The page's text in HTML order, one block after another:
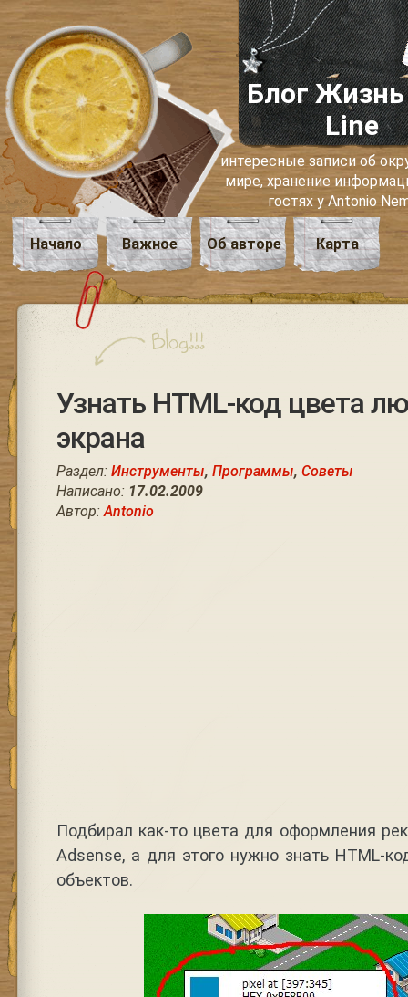
Блог Жизнь
Line
интересные записи об
мире, хранение
гостях у Antonio
Начало Важное Об авторе Карта
Узнать HTML-код цвета
экрана
Раздел: Инструменты, Программы, Советы
Написано: 17.02.2009
Автор:Antonio
Подбирал как-то цвета для оформления
Adsense, а для этого нужно знать HTML-
объектов.